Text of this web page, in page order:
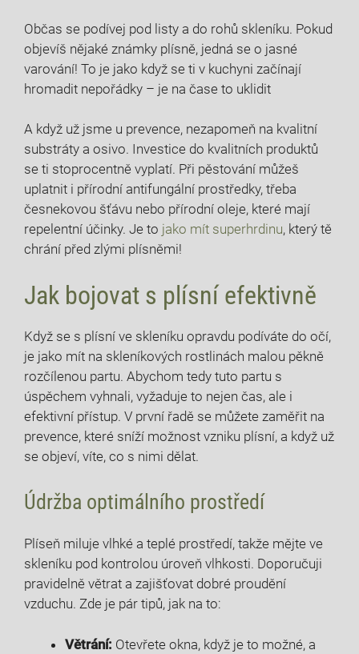
Občas se podívej pod listy a do rohů skleníku. Pokud
objevíš nějaké známky plísně, jedná se o jasné
varování! To je jako když se ti ⁣v kuchyni začínají
hromadit‌ nepořádky – je na čase​ to uklidit
A když už jsme u prevence, nezapomeň na kvalitní
substráty a osivo. Investice do kvalitních produktů
se ti stoprocentně vyplatí. Při pěstování můžeš
uplatnit i ‌přírodní antifungální prostředky, třeba
česnekovou ⁣šťávu nebo přírodní oleje, které mají
repelentní účinky. Je to jako mít superhrdinu, který tě
chrání před zlými plísněmi!
Jak bojovat ⁣s⁢ plísní ​efektivně
Když se s plísní ve skleníku opravdu podíváte do očí,
je jako mít na⁣ skleníkových rostlinách malou pěkně
rozčílenou partu. Abychom tedy tuto partu s
⁢úspěchem vyhnali,‍ vyžaduje to nejen čas, ale i
efektivní přístup. V první řadě se můžete zaměřit na
prevence, které sníží ⁢možnost vzniku plísní, a když už
se objeví, víte, co s nimi dělat.
Údržba optimálního prostředí
Plíseň miluje vlhké a ‌teplé‌ prostředí, takže​ mějte ve
skleníku pod kontrolou úroveň vlhkosti. Doporučuji
pravidelně větrat a⁣ zajišťovat⁤ dobré proudění
vzduchu. Zde je pár tipů, jak na to:
Větrání: Otevřete okna, když je to možné, a